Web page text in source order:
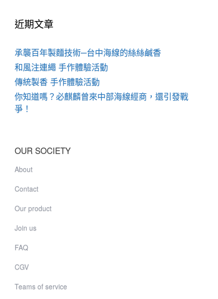
近期文章
承襲百年製麵技術─台中海線的絲絲鹹香
和風注連繩 手作體驗活動
傳統製香 手作體驗活動
你知道嗎？必麒麟曾來中部海線經商，還引發戰
爭！
OUR SOCIETY
About
Contact
Our product
Join us
FAQ
CGV
Teams of service